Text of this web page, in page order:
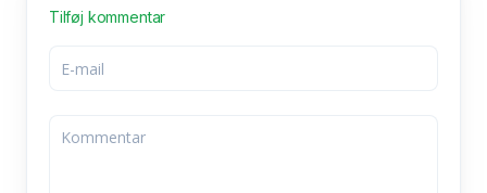
Tilføj kommentar